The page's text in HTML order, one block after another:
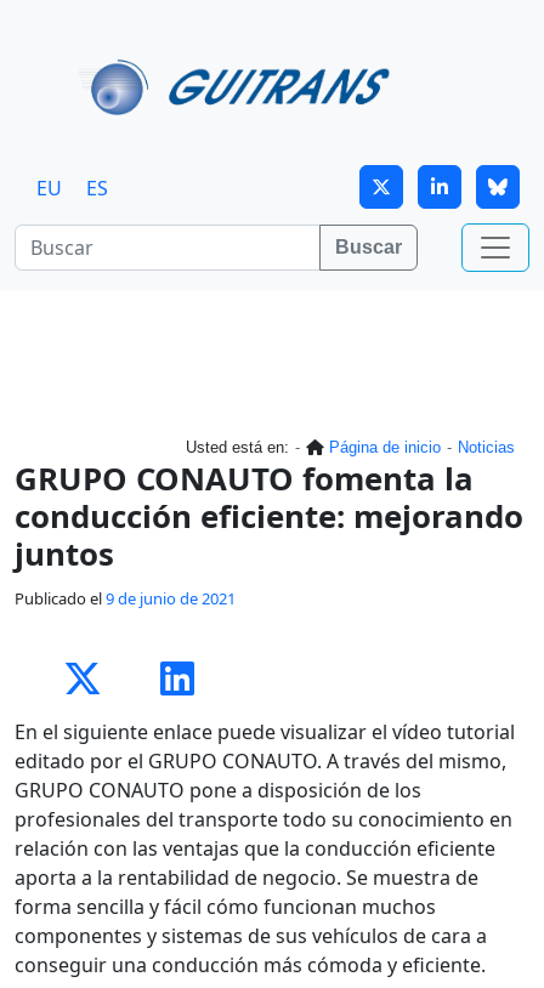
EU ES
Buscar
Usted está en: Página de inicio Noticias
GRUPO CONAUTO fomenta la
conducción eficiente: mejorando
juntos
Publicado el9 de junio de 2021
En el siguiente enlace puede visualizar el vídeo tutorial
editado por el GRUPO CONAUTO. A través del mismo,
GRUPO CONAUTO pone a disposición de los
profesionales del transporte todo su conocimiento en
relación con las ventajas que la conducción eficiente
aporta a la rentabilidad de negocio. Se muestra de
forma sencilla y fácil cómo funcionan muchos
componentes y sistemas de sus vehículos de cara a
conseguir una conducción más cómoda y eficiente.